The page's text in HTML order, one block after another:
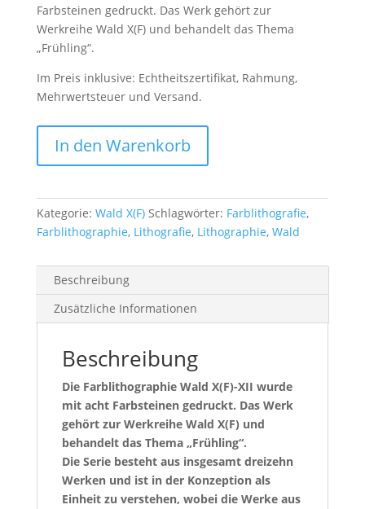
Farbsteinen gedruckt. Das Werk gehört zur
Werkreihe Wald X(F) und behandelt das Thema
„Frühling“.
Im Preis inklusive: Echtheitszertifikat, Rahmung,
Mehrwertsteuer und Versand.
X(F)-
XII
In den Warenkorb
Kategorie: Wald X(F) Schlagwörter: Farblithografie,
Farblithographie, Lithografie, Lithographie, Wald
Beschreibung
Zusätzliche Informationen
Beschreibung
Die Farblithographie Wald X(F)-XII wurde
mit acht Farbsteinen gedruckt. Das Werk
gehört zur Werkreihe Wald X(F) und
behandelt das Thema „Frühling“.
Die Serie besteht aus insgesamt dreizehn
Werken und ist in der Konzeption als
Einheit zu verstehen, wobei die Werke aus